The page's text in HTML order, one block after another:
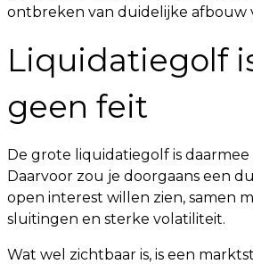
ontbreken van duidelijke afbouw
Liquidatiegolf
geen feit
De grote liquidatiegolf is
Daarvoor zou je doorgaans een
open interest willen zien, samen
sluitingen en sterke volatiliteit.
Wat wel zichtbaar is, is een